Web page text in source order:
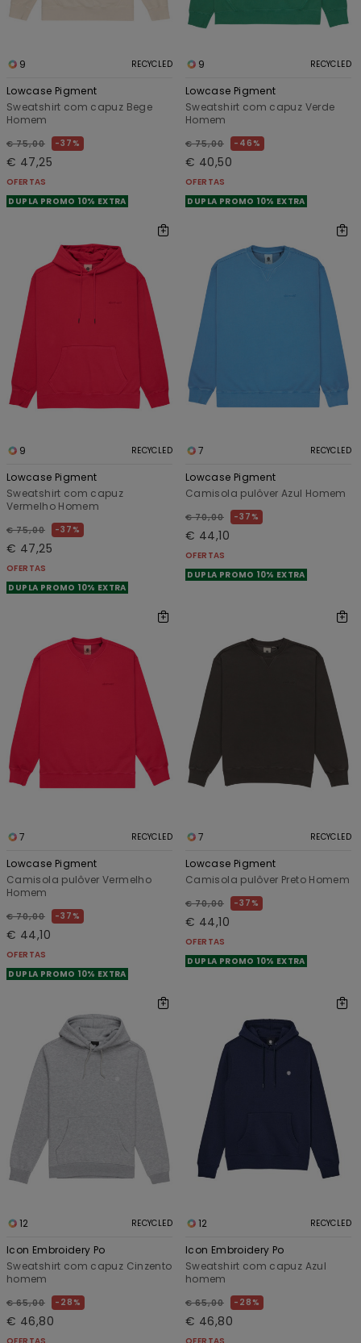
9 RECYCLED
Lowcase Pigment
Sweatshirt com capuz Bege
Homem
€ 75,00 37%
€ 47,25
OFERTAS
DUPLA PROMO 10% EXTRA
9 RECYCLED
Lowcase Pigment
Sweatshirt com capuz Verde
Homem
€ 75,00 46%
€ 40,50
OFERTAS
DUPLA PROMO 10% EXTRA
9 RECYCLED
Lowcase Pigment
Sweatshirt com capuz
Vermelho Homem
€ 75,00 37%
€ 47,25
OFERTAS
DUPLA PROMO 10% EXTRA
7 RECYCLED
Lowcase Pigment
Camisola pulôver Azul Homem
€ 70,00 37%
€ 44,10
OFERTAS
DUPLA PROMO 10% EXTRA
7 RECYCLED
Lowcase Pigment
Camisola pulôver Vermelho
Homem
€ 70,00 37%
€ 44,10
OFERTAS
DUPLA PROMO 10% EXTRA
7 RECYCLED
Lowcase Pigment
Camisola pulôver Preto Homem
€ 70,00 37%
€ 44,10
OFERTAS
DUPLA PROMO 10% EXTRA
12 RECYCLED
Icon Embroidery Po
Sweatshirt com capuz Cinzento
homem
€ 65,00 28%
€ 46,80
12 RECYCLED
Icon Embroidery Po
Sweatshirt com capuz Azul
homem
€ 65,00 28%
€ 46,80